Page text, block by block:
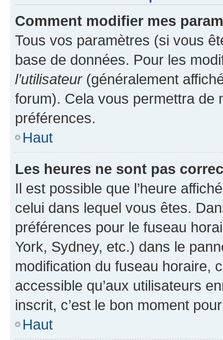
Comment modifier mes
Tous vos paramètres (si vous
base de données. Pour les
l’utilisateur(généralement
forum). Cela vous permettra de
préférences.
Haut
Les heures ne sont pas
Il est possible que l’heure
celui dans lequel vous êtes.
préférences pour le fuseau
York, Sydney, etc.) dans le
modification du fuseau horaire,
accessible qu’aux utilisateurs
inscrit, c’est le bon moment
Haut